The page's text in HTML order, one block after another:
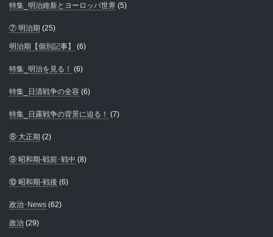
特集_明治維新とヨーロッパ世界 (5)
⑦ 明治期 (25)
明治期【個別記事】 (6)
特集_明治を見る！ (6)
特集_日清戦争の全容 (6)
特集_日露戦争の背景に迫る！ (7)
⑧ 大正期 (2)
⑨ 昭和期-戦前･戦中 (8)
⑩ 昭和期-戦後 (6)
政治･News (62)
政治 (29)